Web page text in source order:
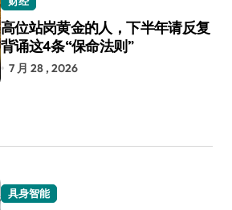
高位站岗黄金的人，下半年请反复
背诵这4条“保命法则”
7 月 28 , 2026
具身智能